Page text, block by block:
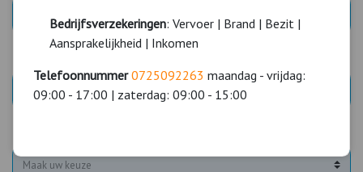
Bedrijfsverzekeringen: Vervoer | Brand | Bezit |
Aansprakelijkheid | Inkomen
Telefoonnummer 0725092263 maandag - vrijdag:
09:00 - 17:00 | zaterdag: 09:00 - 15:00